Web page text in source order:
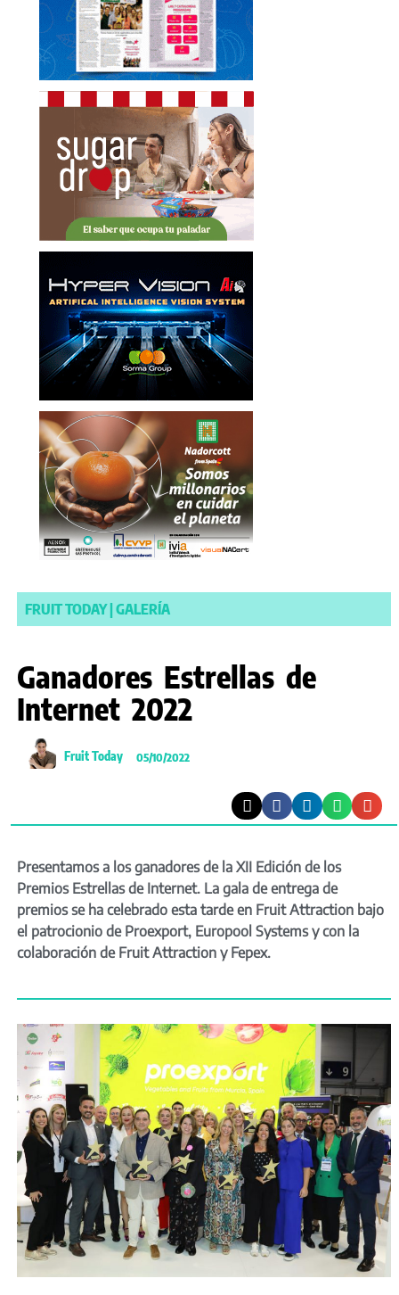
FRUIT TODAY|GALERÍA
Ganadores Estrellas de
Internet 2022
Fruit Today 05/10/2022
Presentamos a los ganadores de la XII Edición de los
Premios Estrellas de Internet. La gala de entrega de
premios se ha celebrado esta tarde en Fruit Attraction bajo
el patrocionio de Proexport, Europool Systems y con la
colaboración de Fruit Attraction y Fepex.